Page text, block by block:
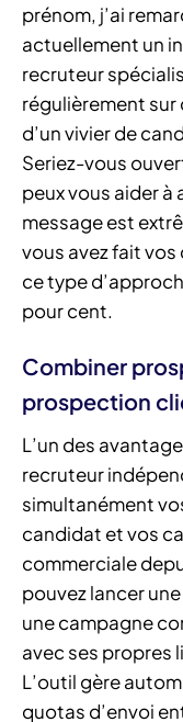
prénom, j’ai
actuellement un
recruteur
régulièrement
d’un vivier de
Seriez-vous
peux vous aider à
message est
vous avez fait vos
ce type
pour cent.
Combiner
prospection
L’un des
recruteur
simultanément
candidat et vos
commerciale
pouvez lancer
une campagne
avec ses propres
L’outil gère
quotas d’envoi